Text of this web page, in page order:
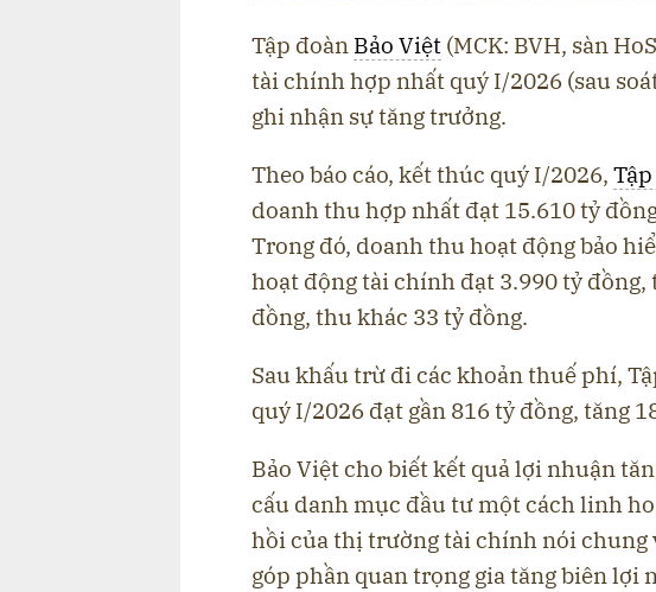
Tập đoàn Bảo Việt (MCK: BVH, sàn
tài chính hợp nhất quý I/2026 (sau
ghi nhận sự tăng trưởng.
Theo báo cáo, kết thúc quý I/2026,
doanh thu hợp nhất đạt 15.610 tỷ
Trong đó, doanh thu hoạt động bảo
hoạt động tài chính đạt 3.990 tỷ
đồng, thu khác 33 tỷ đồng.
Sau khấu trừ đi các khoản thuế phí,
quý I/2026 đạt gần 816 tỷ đồng, tăng
Bảo Việt cho biết kết quả lợi nhuận
cấu danh mục đầu tư một cách linh
hồi của thị trường tài chính nói chung
góp phần quan trọng gia tăng biên lợi